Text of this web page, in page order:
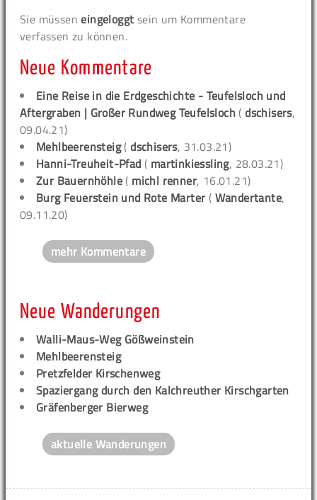
Sie müsseneingeloggt sein um Kommentare
verfassen zu können.
Neue Kommentare
Eine Reise in die Erdgeschichte - Teufelsloch und
Aftergraben | Großer Rundweg Teufelsloch (dschisers,
09.04.21)
Mehlbeerensteig(dschisers, 31.03.21)
Hanni-Treuheit-Pfad ( martinkiessling, 28.03.21)
Zur Bauernhöhle ( michl renner, 16.01.21)
Burg Feuerstein und Rote Marter ( Wandertante,
09.11.20)
mehr Kommentare
Neue Wanderungen
Walli-Maus-Weg Gößweinstein
Mehlbeerensteig
Pretzfelder Kirschenweg
Spaziergang durch den Kalchreuther Kirschgarten
Gräfenberger Bierweg
aktuelle Wanderungen